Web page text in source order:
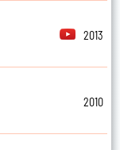
2013
2010